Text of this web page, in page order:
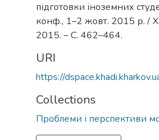
підготовки іноземних
конф., 1–2 жовт. 2015 р. /
2015. – С. 462–464.
URI
https://
Collections
Проблеми і перспективи